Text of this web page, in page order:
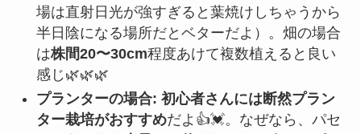
場は直射日光が強すぎると葉焼けしちゃうから
半日陰になる場所だとベターだよ）。畑の場合
は株間20〜30cm程度あけて複数植えると良い
感じ🌿🌿🌿
プランターの場合: 初心者さんには断然プラン
ター栽培がおすすめだよ👍💓。なぜなら、パセ